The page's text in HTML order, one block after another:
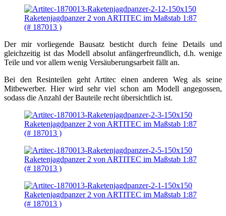
Der mir vorliegende Bausatz besticht durch feine Details und
gleichzeitig ist das Modell absolut anfängerfreundlich, d.h. wenige
Teile und vor allem wenig Versäuberungsarbeit fällt an.
Bei den Resinteilen geht Artitec einen anderen Weg als seine
Mitbewerber. Hier wird sehr viel schon am Modell angegossen,
sodass die Anzahl der Bauteile recht übersichtlich ist.